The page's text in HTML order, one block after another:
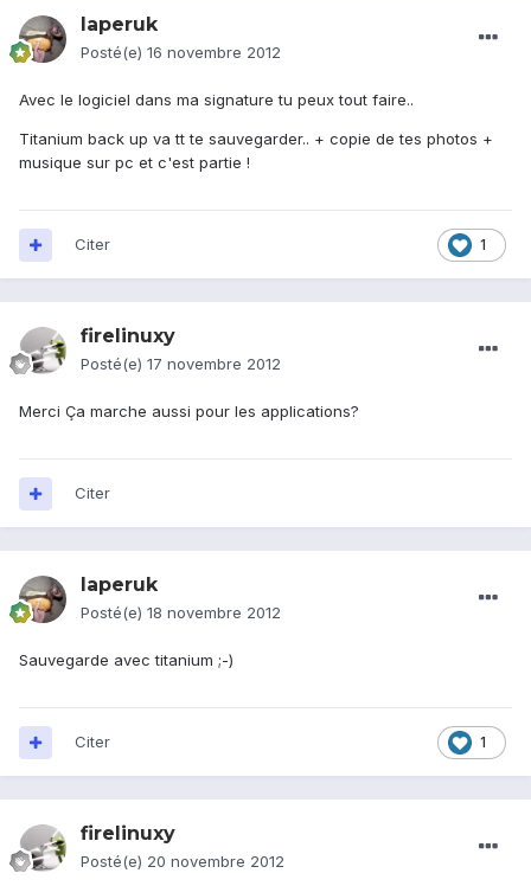
laperuk
Posté(e) 16 novembre 2012
Avec le logiciel dans ma signature tu peux tout faire..
Titanium back up va tt te sauvegarder.. + copie de tes photos +
musique sur pc et c'est partie !
1
Citer
firelinuxy
Posté(e) 17 novembre 2012
Merci Ça marche aussi pour les applications?
Citer
laperuk
Posté(e) 18 novembre 2012
Sauvegarde avec titanium ;-)
1
Citer
firelinuxy
Posté(e) 20 novembre 2012